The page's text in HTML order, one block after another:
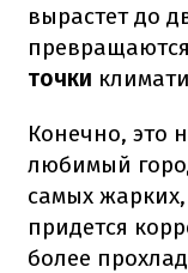
вырастет до
точки
Конечно, это
любимый
самых жарких,
придется
более